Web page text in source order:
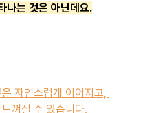
나는 것은 아닌데요.
자연스럽게 이어지고,
껴질 수 있습니다.